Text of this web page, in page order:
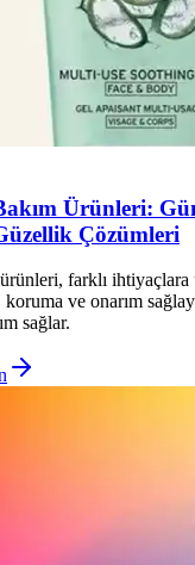
Ürünleri:
Çözümleri
farklı
ve onarım
sağlar.